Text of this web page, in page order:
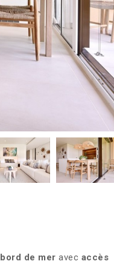
bord de mer avec accès